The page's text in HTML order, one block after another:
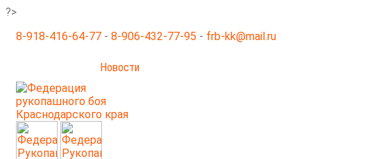
?>
8-918-416-64-77 - 8-906-432-77-95 - frb-kk@mail.ru
Новости